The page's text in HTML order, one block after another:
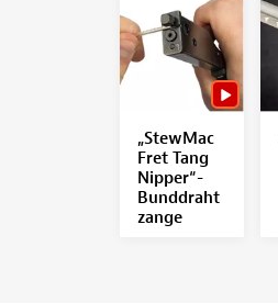
„StewMac
Fret Tang
Nipper“-
Bunddraht
zange